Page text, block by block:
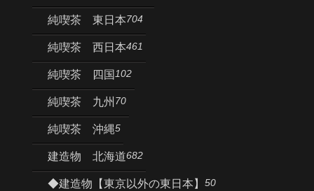
純喫茶 東日本704
純喫茶 西日本461
純喫茶 四国102
純喫茶 九州 70
純喫茶 沖縄5
建造物 北海道682
◆建造物【東京以外の東日本】 50